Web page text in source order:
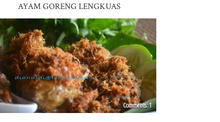
AYAM GORENG LENGKUAS
1